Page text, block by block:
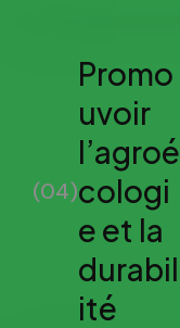
(04)
Promo
uvoir
l’agroé
cologi
e et la
durabil
ité